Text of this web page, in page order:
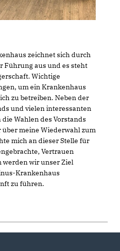
zeichnet sich durch
Führung aus und es steht
Wichtige
um ein Krankenhaus
zu betreiben. Neben der
und vielen interessanten
Wahlen des Vorstands
meine Wiederwahl zum
mich an dieser Stelle für
Vertrauen
werden wir unser Ziel
Krankenhaus
zu führen.